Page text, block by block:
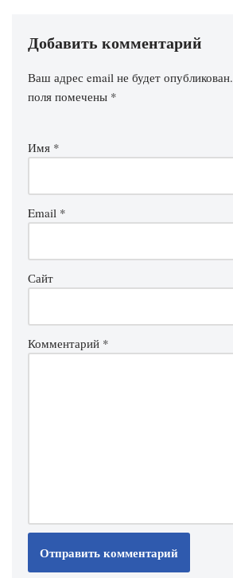
Добавить комментарий
Ваш адрес email не будет опубликован.
поля помечены *
Имя *
Email *
Сайт
Комментарий *